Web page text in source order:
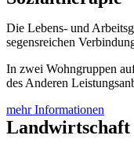
Die Lebens- und
segensreichen
In zwei Wohngruppen
des Anderen
mehr Informationen
Landwirtschaft